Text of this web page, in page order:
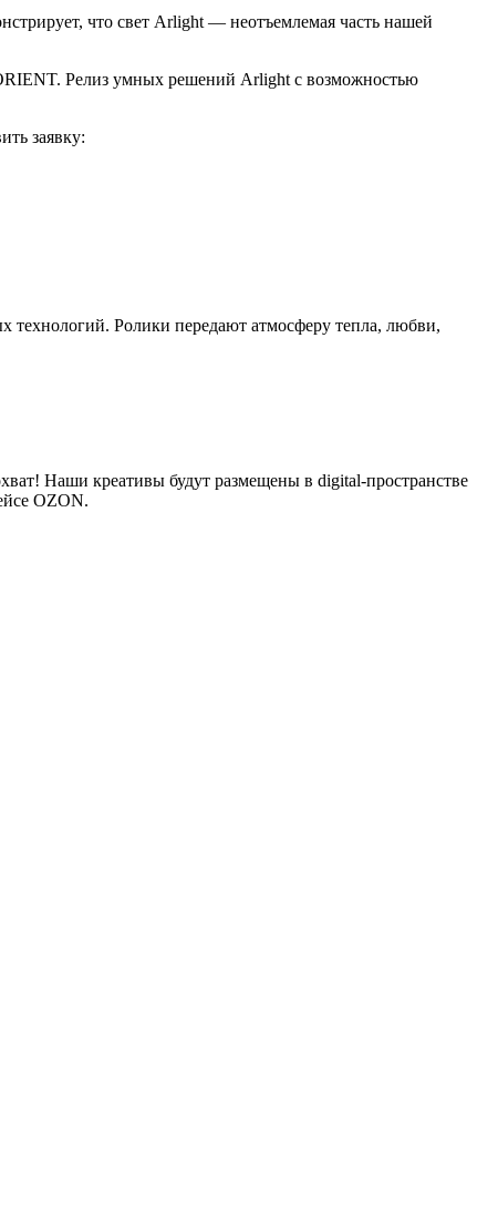
что свет Arlight — неотъемлемая часть нашей
Релиз умных решений Arlight с возможностью
заявку:
Ролики передают атмосферу тепла, любви,
Наши креативы будут размещены в digital-пространстве
OZON.